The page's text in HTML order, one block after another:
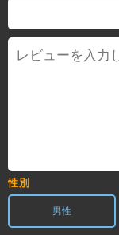
性別
男性